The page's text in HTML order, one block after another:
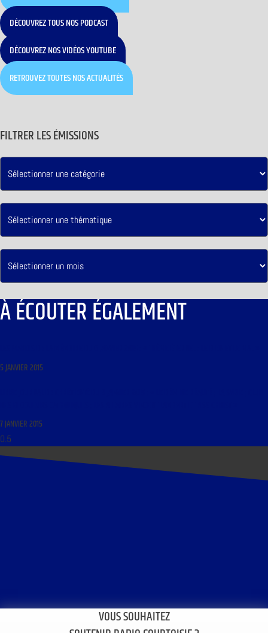
DÉCOUVREZ TOUS NOS PODCAST
DÉCOUVREZ NOS VIDÉOS YOUTUBE
RETROUVEZ TOUTES NOS ACTUALITÉS
FILTRER LES ÉMISSIONS
À ÉCOUTER ÉGALEMENT
5 JANVIER 2015
7 JANVIER 2015
VOUS SOUHAITEZ